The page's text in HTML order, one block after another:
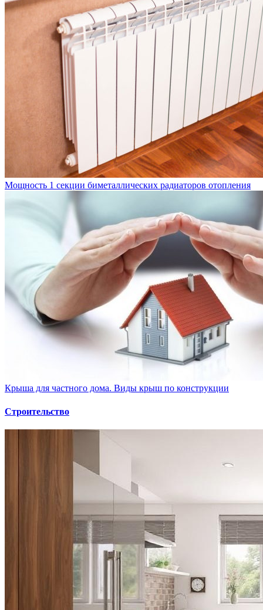
Мощность 1 секции биметаллических радиаторов отопления
Крыша для частного дома. Виды крыш по конструкции
Строительство